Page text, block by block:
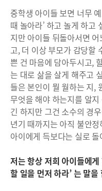
중학생 아이들 보면 너무
때 놀아라’ 하고 놀게 하고
지만 아이들 뒤돌아서면
고, 더 이상 부모가 감당할
쁜 건 마음에 담아두시고,
는 대로 삶을 살게 해주고
들은 본인이 뭘 월하는 지,
무엇을 해야 하는지를 알
긴 하지만 그건 소수의 경
년기 때까지는 아직 불안
아이에게 득보다는 실로
저는 항상 저희 아이들에
할 일을 먼저 하라’ 는 말을